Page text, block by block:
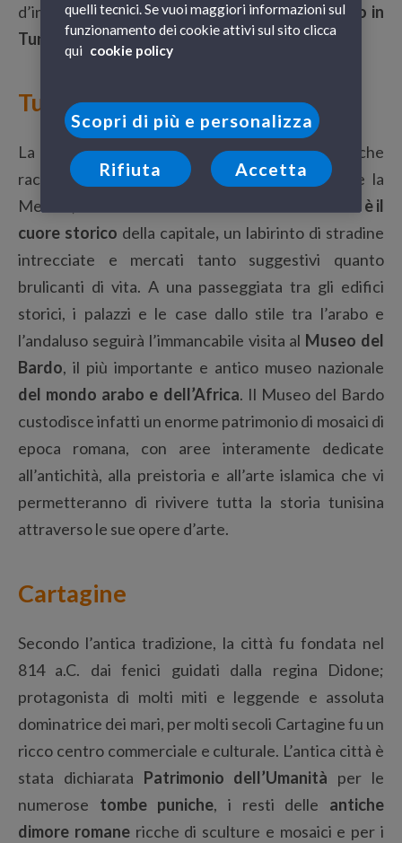
d’interesse, la cui visita renderà il vostroviaggio in
Tunisia davvero indimenticabile.
Tunisi
La capitale dal fascino mediterraneo
che
racchiude il centro storico, la parte europea e la
Medina, come fossero tre città in una.
La Medina è il
cuore storico della capitale, un labirinto di stradine
intrecciate e mercati tanto suggestivi quanto
brulicanti di vita. A una passeggiata tra gli edifici
storici, i palazzi e le case dallo stile tra l’arabo e
l’andaluso seguirà l’immancabile visita al Museo del
Bardo, il più importante e antico museo nazionale
del mondo arabo e dell’Africa. Il Museo del Bardo
custodisce infatti un enorme patrimonio di mosaici di
epoca romana, con aree interamente dedicate
all’antichità, alla preistoria e all’arte islamica che vi
permetteranno di rivivere tutta la storia tunisina
attraverso le sue opere d’arte.
Cartagine
Secondo l’antica tradizione, la città fu fondata nel
814 a.C. dai fenici guidati dalla regina Didone;
protagonista di molti miti e leggende e assoluta
dominatrice dei mari, per molti secoli Cartagine fu un
ricco centro commerciale e culturale. L’antica città è
stata dichiarata Patrimonio dell’Umanità per le
numerose tombe puniche, i resti delle antiche
dimore romanericche di sculture e mosaici e per i
quelli tecnici. Se vuoi maggiori informazioni sul
funzionamento dei cookie attivi sul sito clicca
qui cookie policy
Scopri di più e personalizza
Rifiuta Accetta